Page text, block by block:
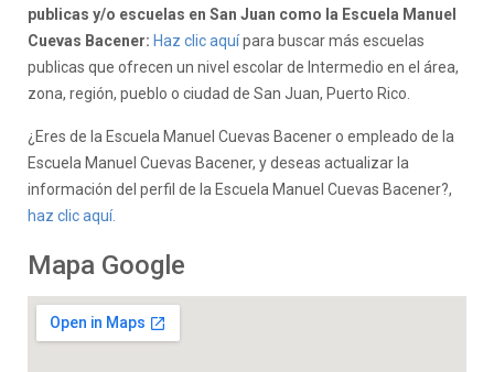
publicas y/o escuelas en San Juan como la Escuela Manuel
Cuevas Bacener: Haz clic aquípara buscar más escuelas
publicas que ofrecen un nivel escolar de Intermedio en el área,
zona, región, pueblo o ciudad de San Juan, Puerto Rico.
¿Eres de la Escuela Manuel Cuevas Bacener o empleado de la
Escuela Manuel Cuevas Bacener, y deseas actualizar la
información del perfil de la Escuela Manuel Cuevas Bacener?,
haz clic aquí.
Mapa Google